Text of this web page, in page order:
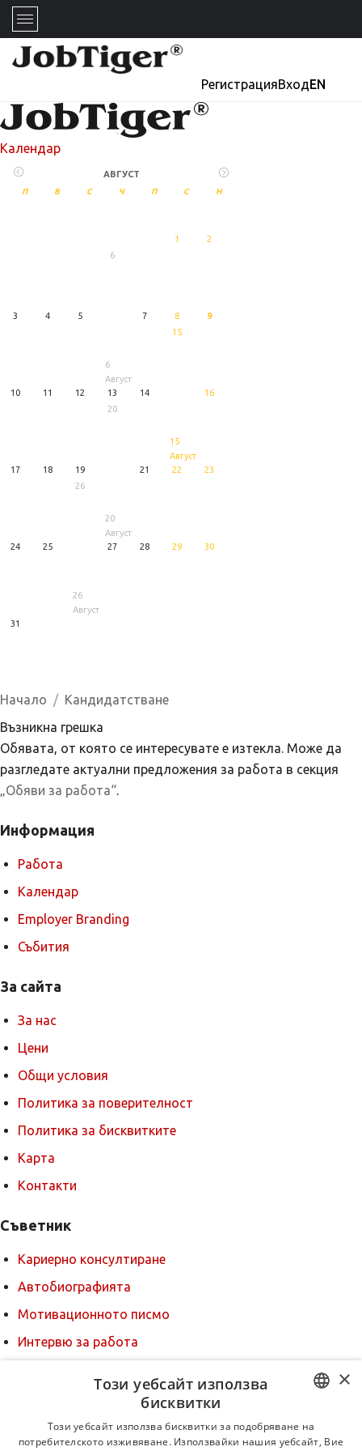
РегистрацияВходEN
Календар
АВГУСТ
П В С Ч П С Н
1 2
3 4 5
6
6
Август
7 8 9
10 11 12 13 14
15
15
Август
16
17 18 19
20
20
Август
21 22 23
24 25
26
26
Август
27 28 29 30
31
Начало
Кандидатстване
Възникна грешка
Обявата, от която се интересувате е изтекла. Може да
разгледате актуални предложения за работа в секция
„Обяви за работа“.
Информация
Работа
Календар
Employer Branding
Събития
За сайта
За нас
Цени
Общи условия
Политика за поверителност
Политика за бисквитките
Карта
Контакти
Съветник
Кариерно консултиране
Автобиографията
Мотивационното писмо
Интервю за работа
За новодошли
BULGARIAN
×
Този уебсайт използва
бисквитки
Този уебсайт използва бисквитки за подобряване на
потребителското изживяване. Използвайки нашия уебсайт, Вие